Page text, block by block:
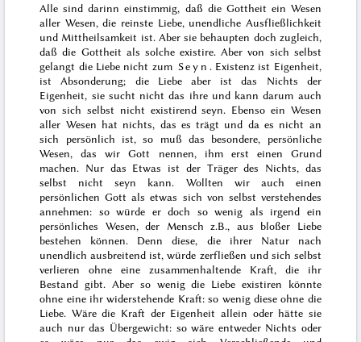
Alle sind darinn einstimmig, daß die Gottheit ein Wesen
aller Wesen, die reinste Liebe, unendliche Ausfließlichkeit
und Mittheilsamkeit ist. Aber sie behaupten doch zugleich,
daß die Gottheit als solche existire. Aber von sich selbst
gelangt die Liebe nicht zum Seyn . Existenz ist Eigenheit,
ist Absonderung; die Liebe aber ist das Nichts der
Eigenheit, sie sucht nicht das ihre und kann darum auch
von sich selbst nicht existirend seyn. Ebenso ein Wesen
aller Wesen hat nichts, das es trägt und da es nicht an
sich persönlich ist, so muß das besondere, persönliche
Wesen, das wir Gott nennen, ihm erst einen Grund
machen. Nur das Etwas ist der Träger des Nichts, das
selbst nicht seyn kann. Wollten wir auch einen
persönlichen Gott als etwas sich von selbst verstehendes
annehmen: so würde er doch so wenig als irgend ein
persönliches Wesen, der Mensch z.B., aus bloßer Liebe
bestehen können. Denn diese, die ihrer Natur nach
unendlich ausbreitend ist, würde zerfließen und sich selbst
verlieren ohne eine zusammenhaltende Kraft, die ihr
Bestand gibt. Aber so wenig die Liebe existiren könnte
ohne eine ihr widerstehende Kraft: so wenig diese ohne die
Liebe. Wäre die Kraft der Eigenheit allein oder hätte sie
auch nur das Übergewicht: so wäre entweder Nichts oder